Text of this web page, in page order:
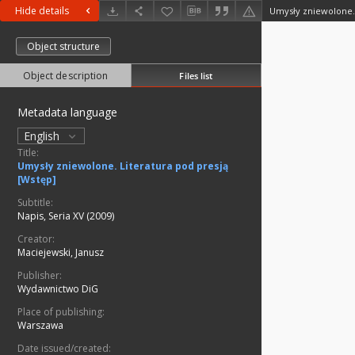
Hide details Umysły
Object structure
Object description Files list
Metadata language
English
Title:
Umysły zniewolone. Literatura pod presją
[Wstęp]
Subtitle:
Napis, Seria XV (2009)
Creator:
Maciejewski, Janusz
Publisher:
Wydawnictwo DiG
Place of publishing:
Warszawa
Date issued/created: